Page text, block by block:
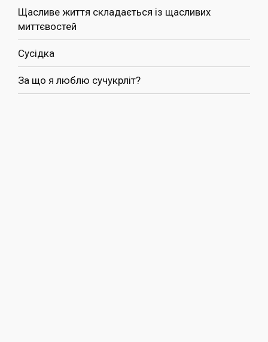
Щасливе життя складається із щасливих
миттєвостей
Сусідка
За що я люблю сучукрліт?